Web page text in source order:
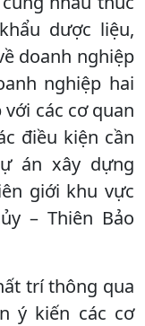
dược liệu,
doanh nghiệp
nghiệp hai
các cơ quan
điều kiện cần
án xây dựng
giới khu vực
– Thiên Bảo
trí thông qua
ý kiến các cơ